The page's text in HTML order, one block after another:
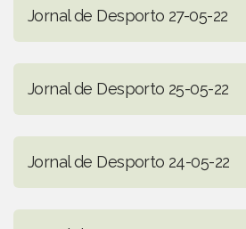
Jornal de Desporto 27-05-22
Jornal de Desporto 25-05-22
Jornal de Desporto 24-05-22